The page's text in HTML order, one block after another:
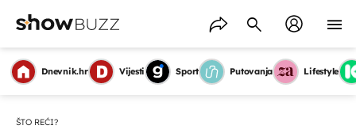
Dnevnik.hr Vijesti Sport Putovanja Lifestyle
ŠTO REĆI?